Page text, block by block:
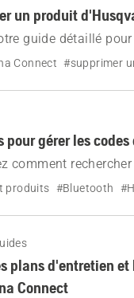
un produit
guide détaillé
Connect.
Connect #supprimer
pour gérer les
comment
produit, du manuel
produits #Bluetooth
plans d'entretien
Connect